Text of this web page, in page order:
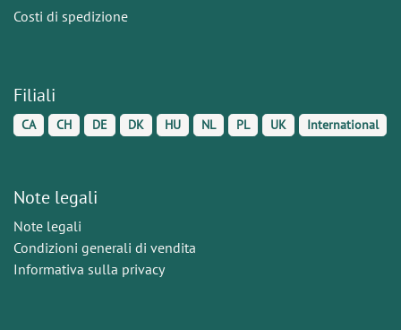
Costi di spedizione
Filiali
CA CH DE DK HU NL PL UK International
Note legali
Note legali
Condizioni generali di vendita
Informativa sulla privacy